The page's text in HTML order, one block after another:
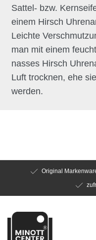
Sattel- bzw.
einem Hirsch
Leichte
man mit einem
nasses Hirsch
Luft trocknen, ehe
werden.
Original